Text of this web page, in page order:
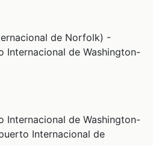
de Norfolk) -
Internacional de Washington-
Internacional de Washington-
Internacional de